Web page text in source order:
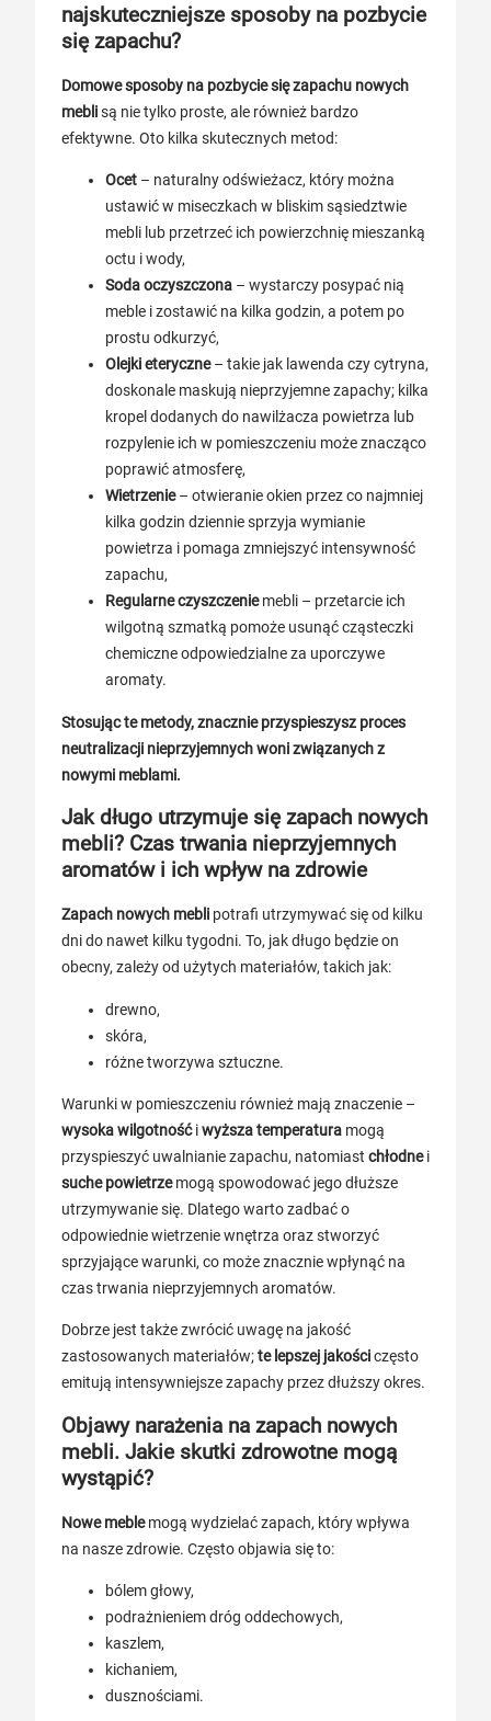
najskuteczniejsze sposoby na pozbycie
się zapachu?
Domowe sposoby na pozbycie się zapachu nowych
meblisą nie tylko proste, ale również bardzo
efektywne. Oto kilka skutecznych metod:
Ocet – naturalny odświeżacz, który można
ustawić w miseczkach w bliskim sąsiedztwie
mebli lub przetrzeć ich powierzchnię mieszanką
octu i wody,
Soda oczyszczona – wystarczy posypać nią
meble i zostawić na kilka godzin, a potem po
prostu odkurzyć,
Olejki eteryczne– takie jak lawenda czy cytryna,
doskonale maskują nieprzyjemne zapachy; kilka
kropel dodanych do nawilżacza powietrza lub
rozpylenie ich w pomieszczeniu może znacząco
poprawić atmosferę,
Wietrzenie– otwieranie okien przez co najmniej
kilka godzin dziennie sprzyja wymianie
powietrza i pomaga zmniejszyć intensywność
zapachu,
Regularne czyszczeniemebli – przetarcie ich
wilgotną szmatką pomoże usunąć cząsteczki
chemiczne odpowiedzialne za uporczywe
aromaty.
Stosując te metody, znacznie przyspieszysz proces
neutralizacji nieprzyjemnych woni związanych z
nowymi meblami.
Jak długo utrzymuje się zapach nowych
mebli? Czas trwania nieprzyjemnych
aromatów i ich wpływ na zdrowie
Zapach nowych mebli potrafi utrzymywać się od kilku
dni do nawet kilku tygodni. To, jak długo będzie on
obecny, zależy od użytych materiałów, takich jak:
drewno,
skóra,
różne tworzywa sztuczne.
Warunki w pomieszczeniu również mają znaczenie –
wysoka wilgotnośćiwyższa temperatura mogą
przyspieszyć uwalnianie zapachu, natomiast chłodnei
suche powietrzemogą spowodować jego dłuższe
utrzymywanie się. Dlatego warto zadbać o
odpowiednie wietrzenie wnętrza oraz stworzyć
sprzyjające warunki, co może znacznie wpłynąć na
czas trwania nieprzyjemnych aromatów.
Dobrze jest także zwrócić uwagę na jakość
zastosowanych materiałów;te lepszej jakościczęsto
emitują intensywniejsze zapachy przez dłuższy okres.
Objawy narażenia na zapach nowych
mebli. Jakie skutki zdrowotne mogą
wystąpić?
Nowe meblemogą wydzielać zapach, który wpływa
na nasze zdrowie. Często objawia się to:
bólem głowy,
podrażnieniem dróg oddechowych,
kaszlem,
kichaniem,
dusznościami.